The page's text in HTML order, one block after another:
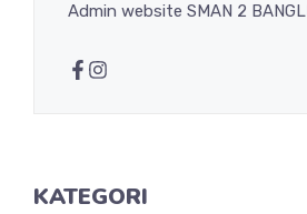
Admin website SMAN 2 BANGLI
KATEGORI